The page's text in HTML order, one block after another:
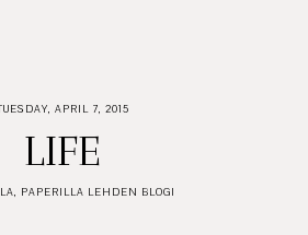
APRIL 7, 2015
LIFE
, PAPERILLA LEHDEN BLOGI